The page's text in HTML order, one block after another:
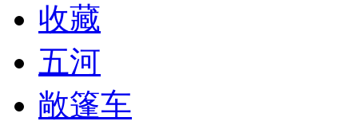
收藏
五河
敞篷车